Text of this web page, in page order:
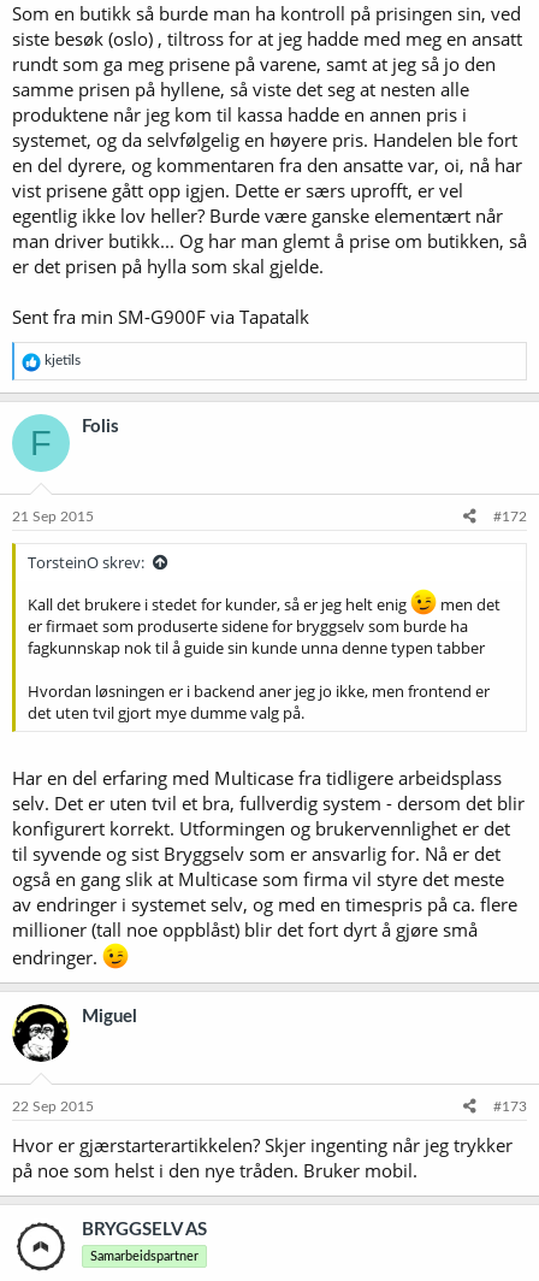
Som en butikk så burde man ha kontroll på prisingen sin, ved
siste besøk (oslo) , tiltross for at jeg hadde med meg en ansatt
rundt som ga meg prisene på varene, samt at jeg så jo den
samme prisen på hyllene, så viste det seg at nesten alle
produktene når jeg kom til kassa hadde en annen pris i
systemet, og da selvfølgelig en høyere pris. Handelen ble fort
en del dyrere, og kommentaren fra den ansatte var, oi, nå har
vist prisene gått opp igjen. Dette er særs uprofft, er vel
egentlig ikke lov heller? Burde være ganske elementært når
man driver butikk... Og har man glemt å prise om butikken, så
er det prisen på hylla som skal gjelde.
Sent fra min SM-G900F via Tapatalk
R
e
a
k
s
o
e
kjetils
F Folis
21 Sep 2015 #172
TorsteinO skrev:
Kall det brukere i stedet for kunder, så er jeg helt enig
men det
er firmaet som produserte sidene for bryggselv som burde ha
fagkunnskap nok til å guide sin kunde unna denne typen tabber
Hvordan løsningen er i backend aner jeg jo ikke, men frontend er
det uten tvil gjort mye dumme valg på.
Har en del erfaring med Multicase fra tidligere arbeidsplass
selv. Det er uten tvil et bra, fullverdig system - dersom det blir
konfigurert korrekt. Utformingen og brukervennlighet er det
til syvende og sist Bryggselv som er ansvarlig for. Nå er det
også en gang slik at Multicase som firma vil styre det meste
av endringer i systemet selv, og med en timespris på ca. flere
millioner (tall noe oppblåst) blir det fort dyrt å gjøre små
endringer.
Miguel
22 Sep 2015 #173
Hvor er gjærstarterartikkelen? Skjer ingenting når jeg trykker
på noe som helst i den nye tråden. Bruker mobil.
BRYGGSELV AS
Samarbeidspartner